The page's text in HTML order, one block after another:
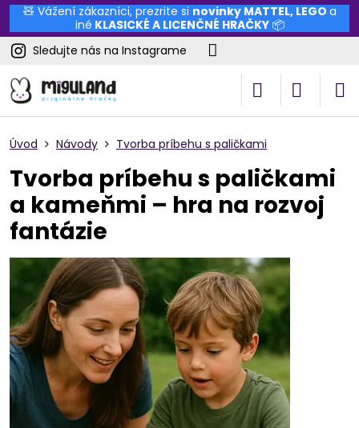
🧸 Vážení zákazníci, prezrite si novinky MATTEL, LEGO a
iné KLASICKÉ A LICENČNÉ HRAČKY📦
Sledujte nás na Instagrame
Úvod Návody Tvorba príbehu s paličkami
Tvorba príbehu s paličkami
a kameňmi – hra na rozvoj
fantázie